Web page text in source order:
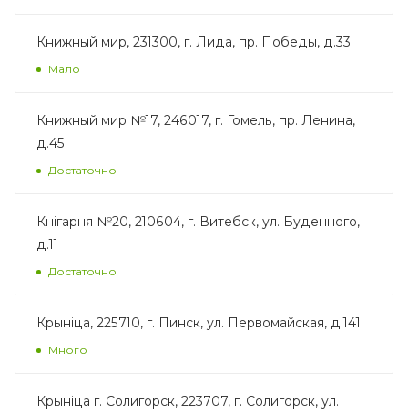
Книжный мир, 231300, г. Лида, пр. Победы, д.33
Мало
Книжный мир №17, 246017, г. Гомель, пр. Ленина,
д.45
Достаточно
Кнігарня №20, 210604, г. Витебск, ул. Буденного,
д.11
Достаточно
Крынiца, 225710, г. Пинск, ул. Первомайская, д.141
Много
Крынiца г. Солигорск, 223707, г. Солигорск, ул.